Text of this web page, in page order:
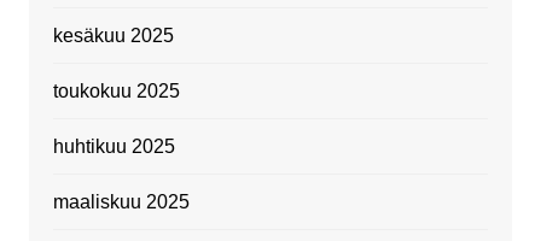
kesäkuu 2025
toukokuu 2025
huhtikuu 2025
maaliskuu 2025